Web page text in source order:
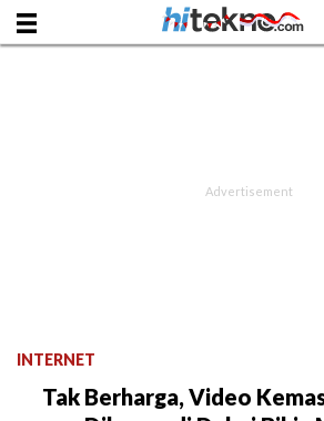
INTERNET
Tak Berharga, Video